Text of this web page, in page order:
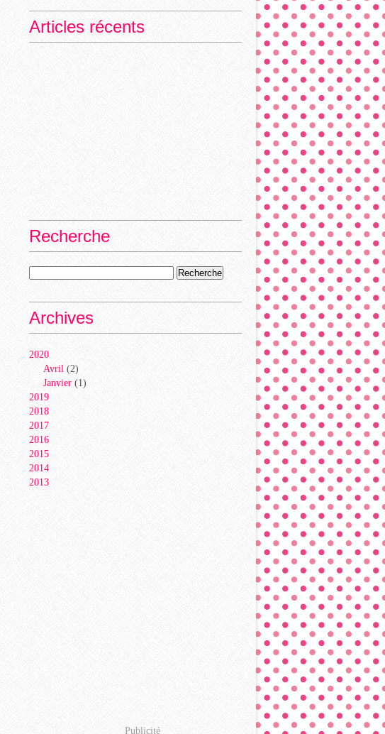
Articles récents
Recherche
Archives
2020
Avril (2)
Janvier (1)
2019
2018
2017
2016
2015
2014
2013
Publicité